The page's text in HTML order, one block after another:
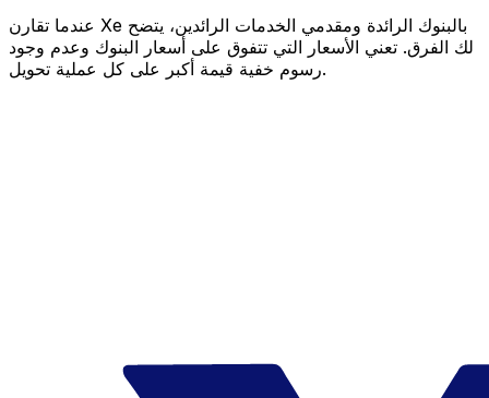
عندما تقارن Xe بالبنوك الرائدة ومقدمي الخدمات الرائدين، يتضح
لك الفرق. تعني الأسعار التي تتفوق على أسعار البنوك وعدم وجود
رسوم خفية قيمة أكبر على كل عملية تحويل.